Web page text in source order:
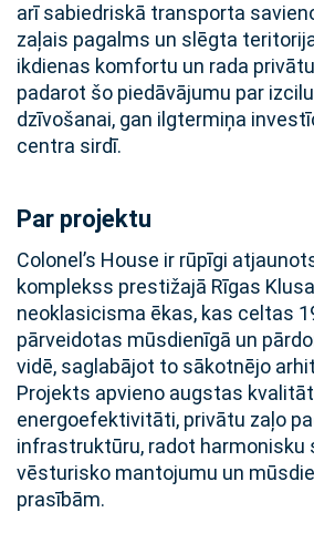
arī sabiedriskā transporta
zaļais pagalms un slēgta
ikdienas komfortu un rada
padarot šo piedāvājumu par
dzīvošanai, gan ilgtermiņa
centra sirdī.
Par projektu
Colonel’s House ir rūpīgi
komplekss prestižajā Rīgas
neoklasicisma ēkas, kas celtas
pārveidotas mūsdienīgā un
vidē, saglabājot to sākotnējo
Projekts apvieno augstas
energoefektivitāti, privātu zaļo
infrastruktūru, radot harmonisku
vēsturisko mantojumu un
prasībām.